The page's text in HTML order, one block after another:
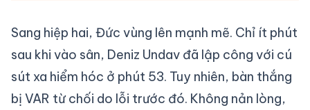
Sang hiệp hai, Đức vùng lên mạnh mẽ. Chỉ ít phút
sau khi vào sân, Deniz Undav đã lập công với cú
sút xa hiểm hóc ở phút 53. Tuy nhiên, bàn thắng
bị VAR từ chối do lỗi trước đó. Không nản lòng,